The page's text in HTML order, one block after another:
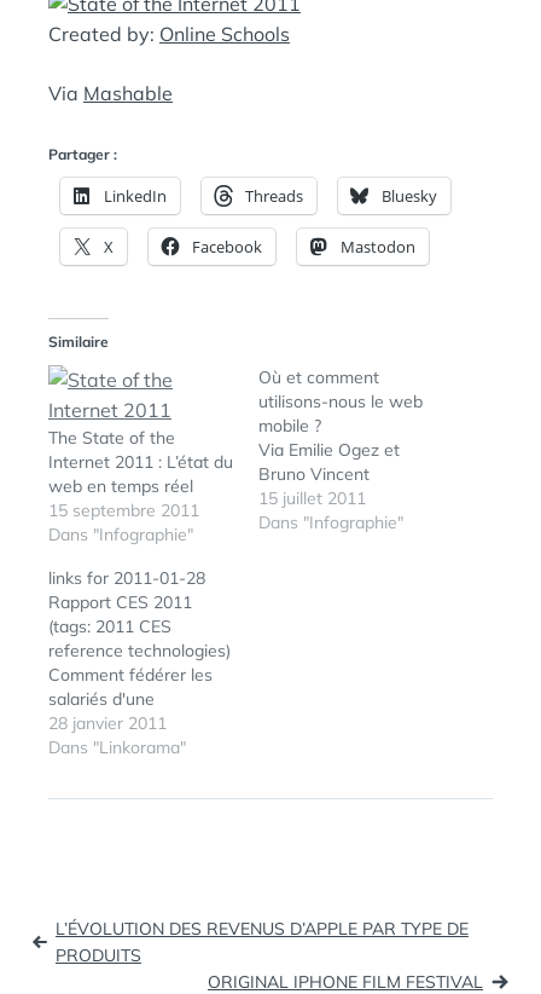
E
A
N
Created by: Online Schools
Via Mashable
Partager :
LinkedIn Threads Bluesky
X Facebook Mastodon
Similaire
The State of the
Internet 2011 : L’état du
web en temps réel
15 septembre 2011
Dans "Infographie"
Où et comment
utilisons-nous le web
mobile ?
Via Emilie Ogez et
Bruno Vincent
15 juillet 2011
Dans "Infographie"
links for 2011-01-28
Rapport CES 2011
(tags: 2011 CES
reference technologies)
Comment fédérer les
salariés d'une
entreprise autour de sa
marque employeur? -
(tags: socialnetworks
particulièrement ! (tags:
curation) Social Media
… or Social
28 janvier 2011
Dans "Linkorama"
HTML5,
Navigation
de
L’ÉVOLUTION DES REVENUS D’APPLE PAR TYPE DE
PRODUITS
ORIGINAL IPHONE FILM FESTIVAL